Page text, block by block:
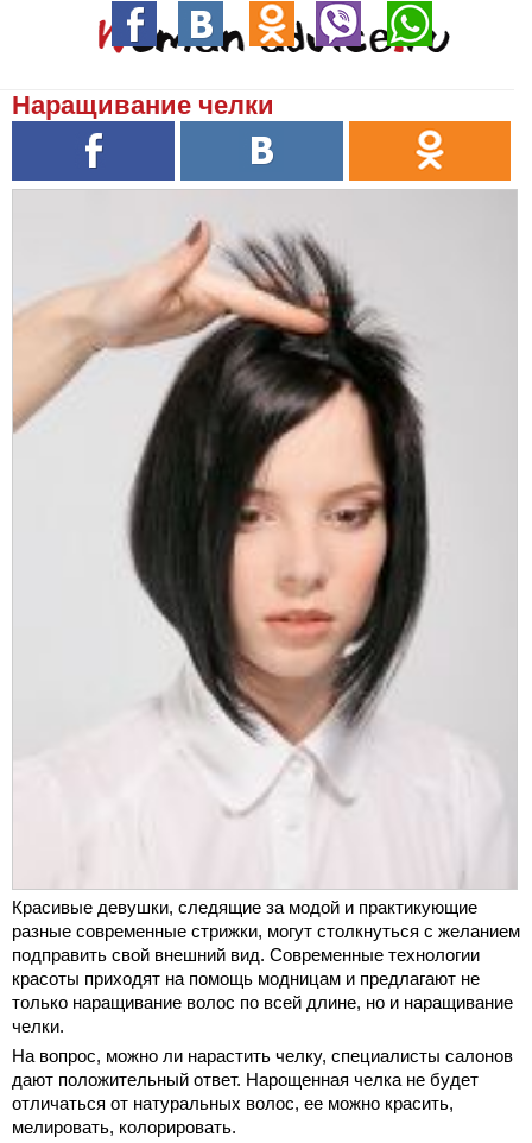
Наращивание челки
Красивые девушки, следящие за модой и практикующие
разные современные стрижки, могут столкнуться с желанием
подправить свой внешний вид. Современные технологии
красоты приходят на помощь модницам и предлагают не
только наращивание волос по всей длине, но и наращивание
челки.
На вопрос, можно ли нарастить челку, специалисты салонов
дают положительный ответ. Нарощенная челка не будет
отличаться от натуральных волос, ее можно красить,
мелировать, колорировать.